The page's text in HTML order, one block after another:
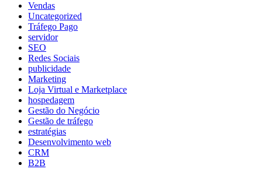
Vendas
Uncategorized
Tráfego Pago
servidor
SEO
Redes Sociais
publicidade
Marketing
Loja Virtual e Marketplace
hospedagem
Gestão do Negócio
Gestão de tráfego
estratégias
Desenvolvimento web
CRM
B2B